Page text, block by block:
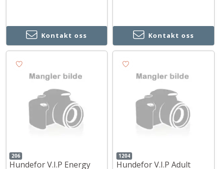
Kontakt oss Kontakt oss
206
Hundefor V.I.P Energy
1204
Hundefor V.I.P Adult